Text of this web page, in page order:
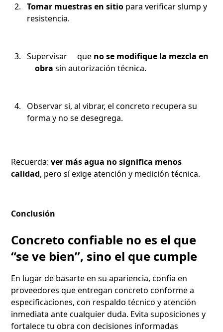
Tomar muestras en sitio para verificar slump y
resistencia.
Supervisar que no se modifique la mezcla en
obra sin autorización técnica.
Observar si, al vibrar, el concreto recupera su
forma y no se desegrega.
Recuerda:ver más agua no significa menos
calidad, pero sí exige atención y medición técnica.
Conclusión
Concreto confiable no es el que
“se ve bien”, sino el que cumple
En lugar de basarte en su apariencia, confía en
proveedores que entregan concreto conforme a
especificaciones, con respaldo técnico y atención
inmediata ante cualquier duda. Evita suposiciones y
fortalece tu obra con decisiones informadas